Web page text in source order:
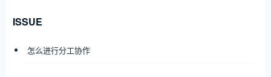
ISSUE
怎么进行分工协作